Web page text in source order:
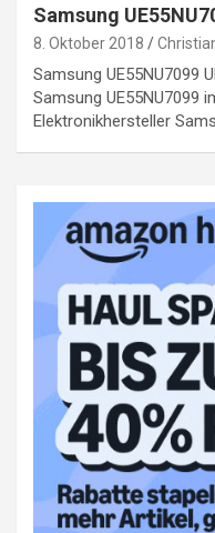
Samsung
8. Oktober 2018
Samsung UE55NU7099
Samsung UE55NU7099
Elektronikhersteller